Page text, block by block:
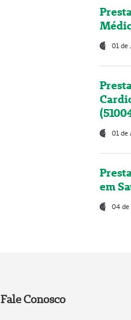
01 de
01 de
em
04 de
Fale Conosco